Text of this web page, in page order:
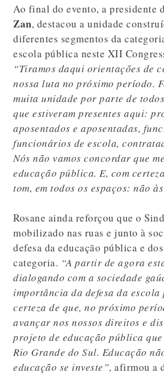
Ao final do evento, a presidente
Zan, destacou a unidade
diferentes segmentos da
escola pública neste XII
“Tiramos daqui orientações de
nossa luta no próximo período.
muita unidade por parte de
que estiveram presentes aqui:
aposentados e aposentadas,
funcionários de escola,
Nós não vamos concordar que
educação pública. E, com
tom, em todos os espaços: não
Rosane ainda reforçou que o
mobilizado nas ruas e junto à
defesa da educação pública e
categoria. “A partir de agora
dialogando com a sociedade
importância da defesa da escola
certeza de que, no próximo
avançar nos nossos direitos e
projeto de educação pública
Rio Grande do Sul. Educação
educação se investe”, afirmou a